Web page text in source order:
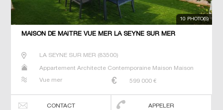
10 PHOTO(S)
MAISON DE MAÎTRE VUE MER LA SEYNE SUR MER
LA SEYNE SUR MER (83500)
Appartement Architecte Contemporaine Maison Maison
Vue mer
599 000 €
CONTACT APPELER